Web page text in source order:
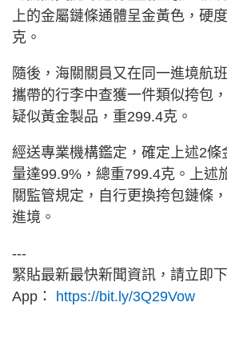
上的金屬鏈條通體呈金黃色，硬
克。
隨後，海關關員又在同一進境航
攜帶的行李中查獲一件類似挎包
疑似黃金製品，重299.4克。
經送專業機構鑑定，確定上述2條
量達99.9%，總重799.4克。上述
關監管規定，自行更換挎包鏈條
進境。
---
緊貼最新最快新聞資訊，請立即
App： https://bit.ly/3Q29Vow